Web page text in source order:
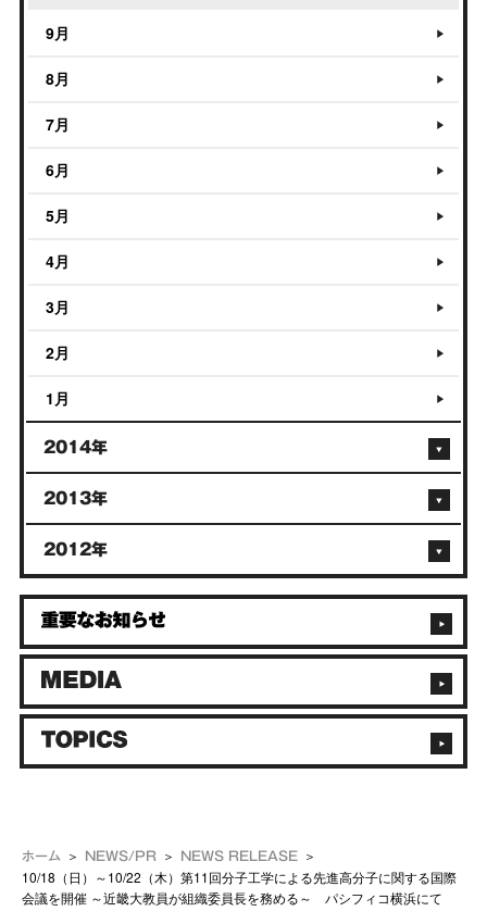
ホーム NEWS/PR NEWS RELEASE
10/18（日）～10/22（木）第11回分子工学による先進高分子に関する国際
会議を開催 ～近畿大教員が組織委員長を務める～ パシフィコ横浜にて
9月
8月
7月
6月
5月
4月
3月
2月
1月
2014年
2013年
2012年